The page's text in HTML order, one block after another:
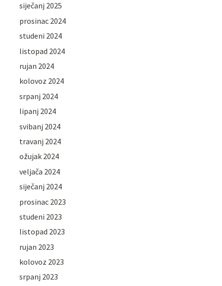
siječanj 2025
prosinac 2024
studeni 2024
listopad 2024
rujan 2024
kolovoz 2024
srpanj 2024
lipanj 2024
svibanj 2024
travanj 2024
ožujak 2024
veljača 2024
siječanj 2024
prosinac 2023
studeni 2023
listopad 2023
rujan 2023
kolovoz 2023
srpanj 2023